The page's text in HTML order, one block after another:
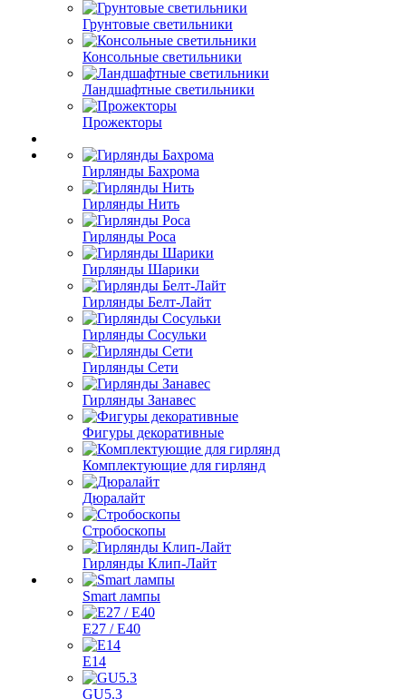
Грунтовые светильники
Консольные светильники
Ландшафтные светильники
Прожекторы
Гирлянды Бахрома
Гирлянды Нить
Гирлянды Роса
Гирлянды Шарики
Гирлянды Белт-Лайт
Гирлянды Сосульки
Гирлянды Сети
Гирлянды Занавес
Фигуры декоративные
Комплектующие для гирлянд
Дюралайт
Стробоскопы
Гирлянды Клип-Лайт
Smart лампы
E27 / E40
E14
GU5.3